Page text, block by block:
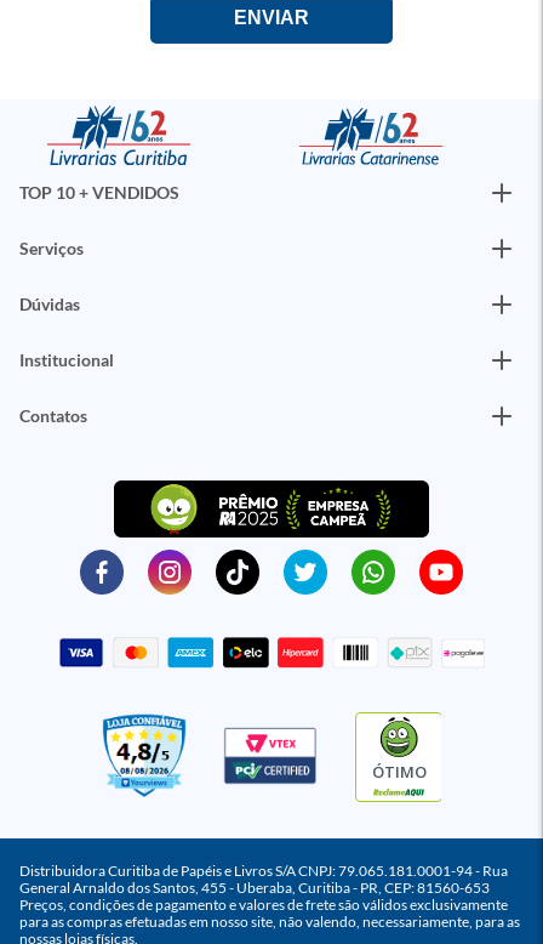
TOP 10 + VENDIDOS
Serviços
Dúvidas
Institucional
Contatos
ÓTIMO
Distribuidora Curitiba de Papéis e Livros S/A CNPJ: 79.065.181.0001-94 - Rua
General Arnaldo dos Santos, 455 - Uberaba, Curitiba - PR, CEP: 81560-653
Preços, condições de pagamento e valores de frete são válidos exclusivamente
para as compras efetuadas em nosso site, não valendo, necessariamente, para as
nossas lojas físicas.